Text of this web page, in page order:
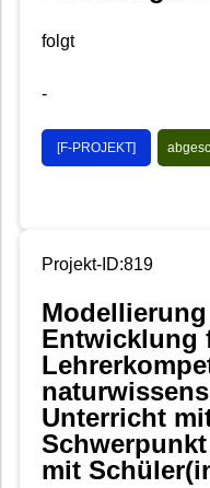
folgt
-
[F-PROJEKT]
Projekt-ID:819
Entwicklung
Unterricht
mit